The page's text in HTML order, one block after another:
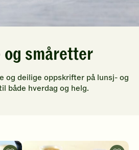
småretter
og deilige oppskrifter på lunsj- og
både hverdag og helg.